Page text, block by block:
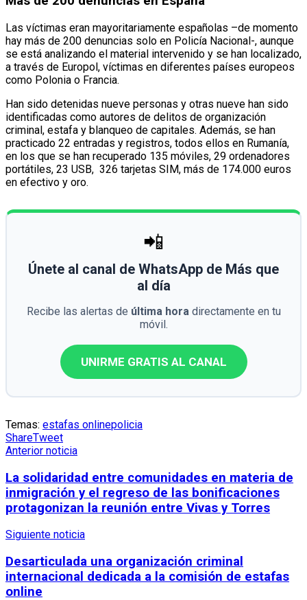
Las víctimas eran mayoritariamente españolas –de momento
hay más de 200 denuncias solo en Policía Nacional-, aunque
se está analizando el material intervenido y se han localizado,
a través de Europol, víctimas en diferentes países europeos
como Polonia o Francia.
Han sido detenidas nueve personas y otras nueve han sido
identificadas como autores de delitos de organización
criminal, estafa y blanqueo de capitales. Además, se han
practicado 22 entradas y registros, todos ellos en Rumanía,
en los que se han recuperado 135 móviles, 29 ordenadores
portátiles, 23 USB, 326 tarjetas SIM, más de 174.000 euros
en efectivo y oro.
📲
Únete al canal de WhatsApp de Más que
al día
Recibe las alertas de última horadirectamente en tu
móvil.
UNIRME GRATIS AL CANAL
Temas: estafas onlinepolicia
ShareTweet
Anterior noticia
La solidaridad entre comunidades en materia de
inmigración y el regreso de las bonificaciones
protagonizan la reunión entre Vivas y Torres
Siguiente noticia
Desarticulada una organización criminal
internacional dedicada a la comisión de estafas
online